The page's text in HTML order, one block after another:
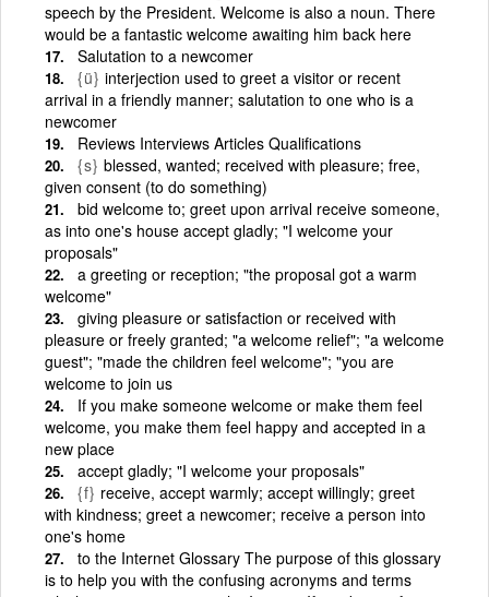
speech by the President. Welcome is also a noun. There
would be a fantastic welcome awaiting him back here
Salutation to a newcomer
{ü} interjection used to greet a visitor or recent
arrival in a friendly manner; salutation to one who is a
newcomer
Reviews Interviews Articles Qualifications
{s} blessed, wanted; received with pleasure; free,
given consent (to do something)
bid welcome to; greet upon arrival receive someone,
as into one's house accept gladly; "I welcome your
proposals"
a greeting or reception; "the proposal got a warm
welcome"
giving pleasure or satisfaction or received with
pleasure or freely granted; "a welcome relief"; "a welcome
guest"; "made the children feel welcome"; "you are
welcome to join us
If you make someone welcome or make them feel
welcome, you make them feel happy and accepted in a
new place
accept gladly; "I welcome your proposals"
{f} receive, accept warmly; accept willingly; greet
with kindness; greet a newcomer; receive a person into
one's home
to the Internet Glossary The purpose of this glossary
is to help you with the confusing acronyms and terms